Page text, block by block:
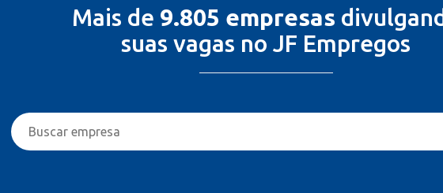
Mais de 9.805 empresas
suas vagas no JF Empregos